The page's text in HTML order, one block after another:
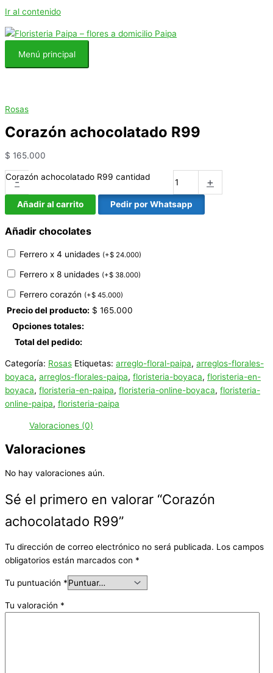
Ir al contenido
Menú principal
Rosas
Corazón achocolatado R99
$ 165.000
-
Corazón achocolatado R99 cantidad +
Añadir al carrito Pedir por Whatsapp
Añadir chocolates
Ferrero x 4 unidades (+$ 24.000)
Ferrero x 8 unidades (+$ 38.000)
Ferrero corazón (+$ 45.000)
Precio del producto: $ 165.000
Opciones totales:
Total del pedido:
Categoría: Rosas Etiquetas: arreglo-floral-paipa, arreglos-florales-
boyaca, arreglos-florales-paipa, floristeria-boyaca, floristeria-en-
boyaca, floristeria-en-paipa, floristeria-online-boyaca, floristeria-
online-paipa, floristeria-paipa
Valoraciones (0)
Valoraciones
No hay valoraciones aún.
Sé el primero en valorar “Corazón
achocolatado R99”
Tu dirección de correo electrónico no será publicada. Los campos
obligatorios están marcados con *
Tu puntuación *
Tu valoración *